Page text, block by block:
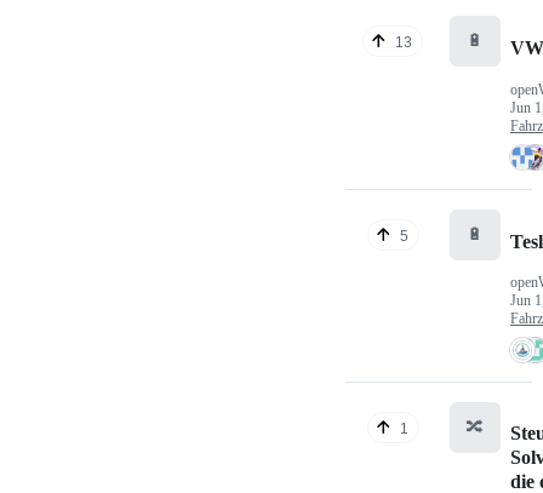
13 🔋
Jun
5 🔋
Jun
1 🔀
die